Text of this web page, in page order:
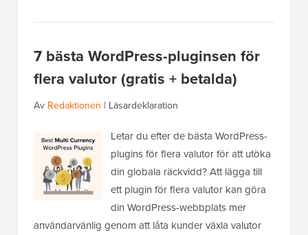
7 bästa WordPress-pluginsen för
flera valutor (gratis + betalda)
Av Redaktionen | Läsardeklaration
Letar du efter de bästa WordPress-
plugins för flera valutor för att utöka
din globala räckvidd? Att lägga till
ett plugin för flera valutor kan göra
din WordPress-webbplats mer
användarvänlig genom att låta kunder växla valutor